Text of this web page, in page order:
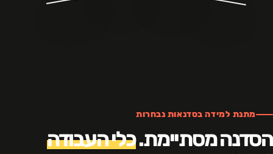
מתנת למידה בסדנאות נבחרות
הסדנה מסתיימת.כלי העבודה